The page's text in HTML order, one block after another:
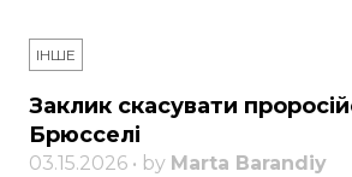
ІНШЕ
Заклик скасувати
Брюсселі
03.15.2026 • by Marta Barandiy